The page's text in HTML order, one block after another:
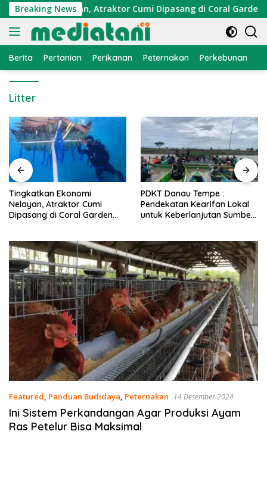
Langsung
ke
konten
Breaking News
Nelayan, Atraktor Cumi Dipasang di Coral Garden
Berita Pertanian Perikanan Peternakan Perkebunan
Litter
PDKT Danau Tempe :
Pendekatan Kearifan Lokal
untuk Keberlanjutan Sumber
Cara Mengatasi Penyakit
PMK pada Sapi Perah
Alami dan Medis
Featured, Panduan Budidaya, Peternakan 14 Desember 2024
Ini Sistem Perkandangan Agar Produksi Ayam
Ras Petelur Bisa Maksimal